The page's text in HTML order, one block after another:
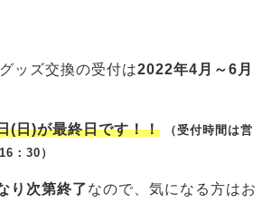
ッズ交換の受付は2022年4月～6月
(日)が最終日です！！
（受付時間は営
：30）
り次第終了なので、気になる方はお